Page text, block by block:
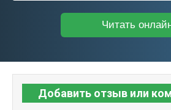
Читать
Добавить отзыв или